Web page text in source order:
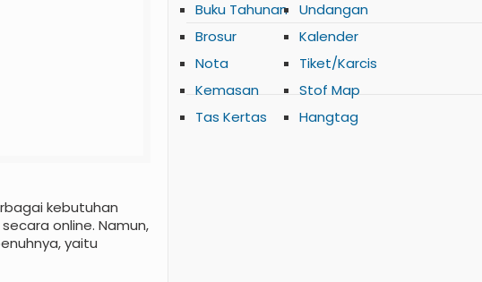
kebutuhan
online. Namun,
yaitu
Buku Tahunan
Brosur
Nota
Kemasan
Tas Kertas
Undangan
Kalender
Tiket/Karcis
Stof Map
Hangtag